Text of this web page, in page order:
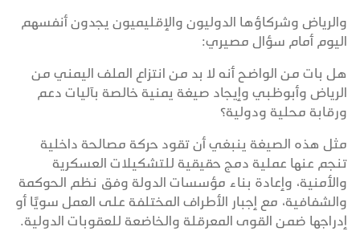
والرياض وشركاؤها الدوليون والإقليميون يجدون أنفسهم
اليوم أمام سؤال مصيري:
هل بات من الواضح أنه لا بد من انتزاع الملف اليمني من
الرياض وأبوظبي وإيجاد صيغة يمنية خالصة بآليات دعم
ورقابة محلية ودولية؟
مثل هذه الصيغة ينبغي أن تقود حركة مصالحة داخلية
تنجم عنها عملية دمج حقيقية للتشكيلات العسكرية
والأمنية، وإعادة بناء مؤسسات الدولة وفق نظم الحوكمة
والشفافية، مع إجبار الأطراف المختلفة على العمل سويًا أو
إدراجها ضمن القوى المعرقلة والخاضعة للعقوبات الدولية.